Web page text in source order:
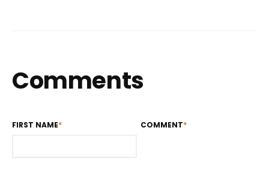
Comments
FIRST NAME* COMMENT*